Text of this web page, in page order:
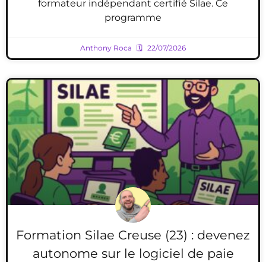
formateur indépendant certifié Silae. Ce
programme
Anthony Roca 22/07/2026
Formation Silae Creuse (23) : devenez
autonome sur le logiciel de paie